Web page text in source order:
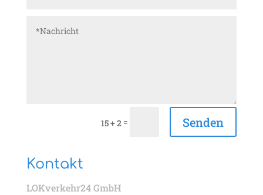
15 + 2 = Senden
Kontakt
LOKverkehr24 GmbH